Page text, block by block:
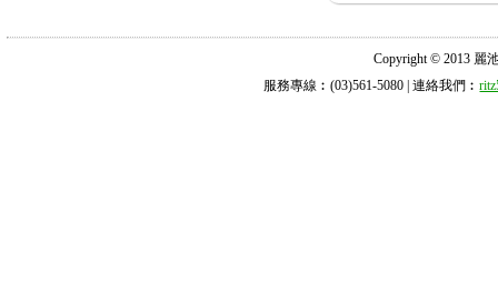
Copyright © 2013 麗
服務專線︰(03)561-5080 | 連絡我們︰